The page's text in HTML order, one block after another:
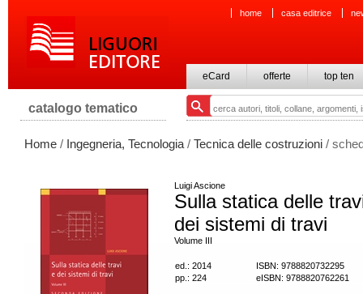
home casa editrice
eCard offerte top ten
catalogo tematico
Home / Ingegneria, Tecnologia / Tecnica delle costruzioni /
Luigi Ascione
Sulla statica delle
dei sistemi di travi
Volume III
ed.: 2014
ISBN: 9788820732295
pp.: 224
eISBN: 9788820762261